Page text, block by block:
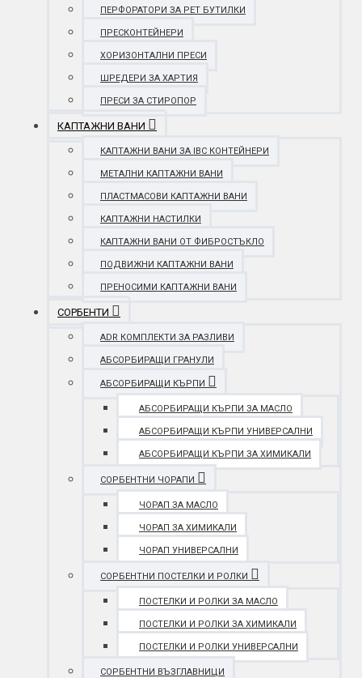
ПЕРФОРАТОРИ ЗА PET БУТИЛКИ
ПРЕСКОНТЕЙНЕРИ
ХОРИЗОНТАЛНИ ПРЕСИ
ШРЕДЕРИ ЗА ХАРТИЯ
ПРЕСИ ЗА СТИРОПОР
КАПТАЖНИ ВАНИ
КАПТАЖНИ ВАНИ ЗА IBC КОНТЕЙНЕРИ
МЕТАЛНИ КАПТАЖНИ ВАНИ
ПЛАСТМАСОВИ КАПТАЖНИ ВАНИ
КАПТАЖНИ НАСТИЛКИ
КАПТАЖНИ ВАНИ ОТ ФИБРОСТЪКЛО
ПОДВИЖНИ КАПТАЖНИ ВАНИ
ПРЕНОСИМИ КАПТАЖНИ ВАНИ
СОРБЕНТИ
ADR КОМПЛЕКТИ ЗА РАЗЛИВИ
АБСОРБИРАЩИ ГРАНУЛИ
АБСОРБИРАЩИ КЪРПИ
АБСОРБИРАЩИ КЪРПИ ЗА МАСЛО
АБСОРБИРАЩИ КЪРПИ УНИВЕРСАЛНИ
АБСОРБИРАЩИ КЪРПИ ЗА ХИМИКАЛИ
СОРБЕНТНИ ЧОРАПИ
ЧОРАП ЗА МАСЛО
ЧОРАП ЗА ХИМИКАЛИ
ЧОРАП УНИВЕРСАЛНИ
СОРБЕНТНИ ПОСТЕЛКИ И РОЛКИ
ПОСТЕЛКИ И РОЛКИ ЗА МАСЛО
ПОСТЕЛКИ И РОЛКИ ЗА ХИМИКАЛИ
ПОСТЕЛКИ И РОЛКИ УНИВЕРСАЛНИ
СОРБЕНТНИ ВЪЗГЛАВНИЦИ